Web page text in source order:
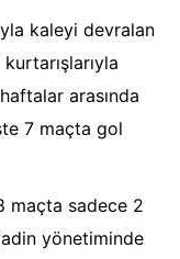
kaleyi devralan
arasında
7 maçta gol
maçta sadece 2
yönetiminde